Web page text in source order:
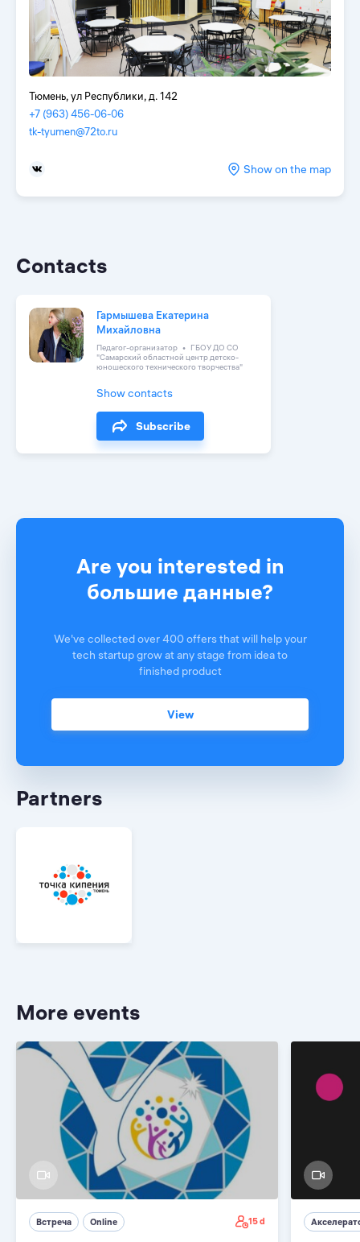
Тюмень, ул Республики, д. 142
+7 (963) 456-06-06
tk-tyumen@72to.ru
Show on the map
Contacts
Гармышева Екатерина
Михайловна
Педагог-организатор
ГБОУ ДО СО
"Самарский областной центр детско-
юношеского технического творчества"
Show contacts
Subscribe
Are you interested in
большие данные?
We've collected over 400 offers that will help your
tech startup grow at any stage from idea to
finished product
View
Partners
More events
Встреча Online 15 d